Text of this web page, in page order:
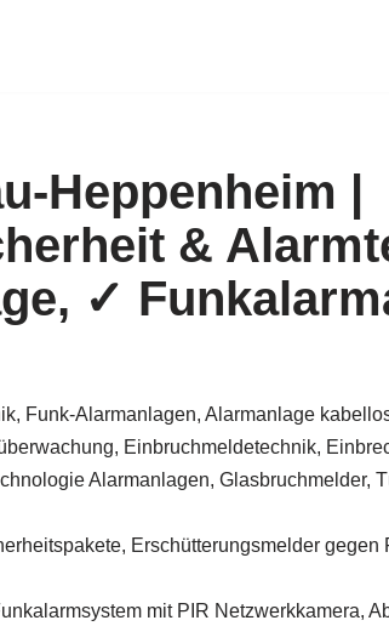
Heppenheim |
&
✓
Funk-Alarmanlagen, Alarmanlage
Einbruchmeldetechnik,
Alarmanlagen, Glasbruchmelder,
Erschütterungsmelder gegen
mit PIR Netzwerkkamera,